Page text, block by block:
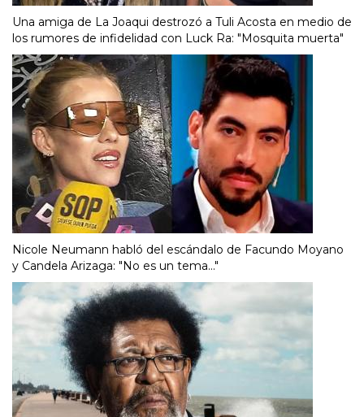
Una amiga de La Joaqui destrozó a Tuli Acosta en medio de
los rumores de infidelidad con Luck Ra: "Mosquita muerta"
Nicole Neumann habló del escándalo de Facundo Moyano
y Candela Arizaga: "No es un tema..."